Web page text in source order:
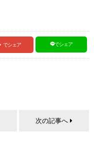
でシェア でシェア
次の記事へ